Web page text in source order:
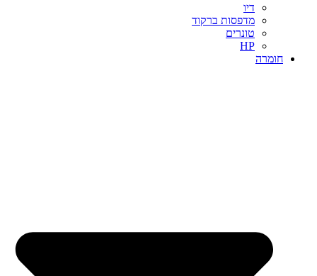
דיו
מדפסות ברקוד
טונרים
HP
חומרה